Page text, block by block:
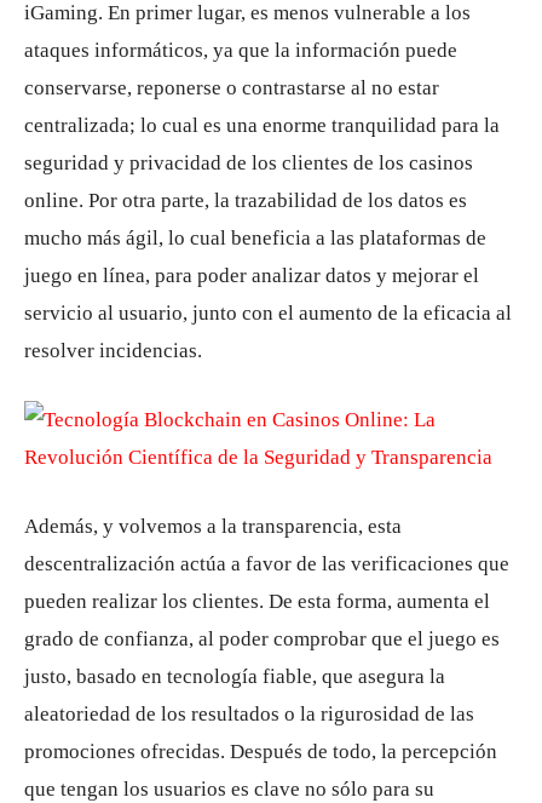
iGaming. En primer lugar, es menos vulnerable a los
ataques informáticos, ya que la información puede
conservarse, reponerse o contrastarse al no estar
centralizada; lo cual es una enorme tranquilidad para la
seguridad y privacidad de los clientes de los casinos
online. Por otra parte, la trazabilidad de los datos es
mucho más ágil, lo cual beneficia a las plataformas de
juego en línea, para poder analizar datos y mejorar el
servicio al usuario, junto con el aumento de la eficacia al
resolver incidencias.
Además, y volvemos a la transparencia, esta
descentralización actúa a favor de las verificaciones que
pueden realizar los clientes. De esta forma, aumenta el
grado de confianza, al poder comprobar que el juego es
justo, basado en tecnología fiable, que asegura la
aleatoriedad de los resultados o la rigurosidad de las
promociones ofrecidas. Después de todo, la percepción
que tengan los usuarios es clave no sólo para su